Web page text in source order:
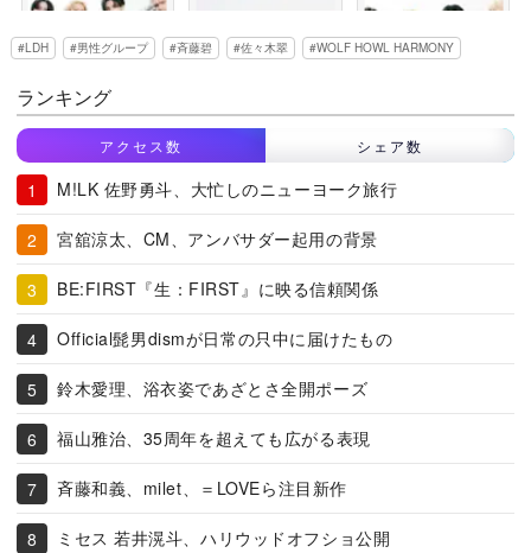
LDH 男性グループ 斉藤碧 佐々木翠 WOLF HOWL HARMONY
ランキング
アクセス数 シェア数
M!LK 佐野勇斗、大忙しのニューヨーク旅行
宮舘涼太、CM、アンバサダー起用の背景
BE:FIRST『生：FIRST』に映る信頼関係
Official髭男dismが日常の只中に届けたもの
鈴木愛理、浴衣姿であざとさ全開ポーズ
福山雅治、35周年を超えても広がる表現
斉藤和義、milet、＝LOVEら注目新作
ミセス 若井滉斗、ハリウッドオフショ公開